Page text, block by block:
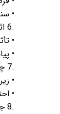
•
6.
•
•
7.
•
•
8.